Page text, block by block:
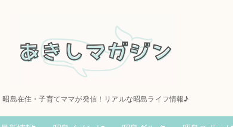
昭島在住・子育てママが発信！リアルな昭島ライフ情報♪